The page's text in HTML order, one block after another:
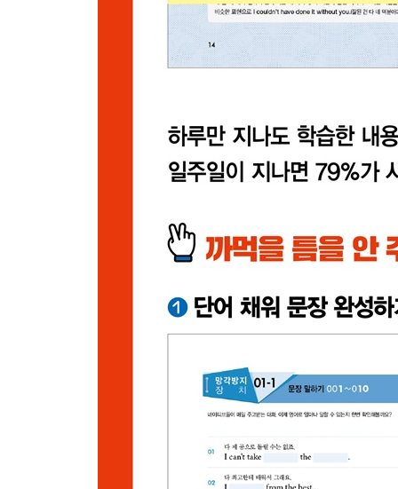
149 잠깐만 시간 내서 도와달라고 할 때
150 줄곧 마음에 담아둔 질문을 조심스레 꺼낼 때
151 도움 받기를 유보했던 친구의 도움이 필요해졌
154 힘든 시기를 겪고 있는 친구에게
Part 11 네이티브가 고마움을 표현할 때
155 어떤 사실을 알려준 것에 대한 고마움을 표현
156 까다로운 나를 감내해준 것에 대한 고마움을
158 평생 고마워할 정도로 고마운 마음이 클 때
159 고마운 마음을 주체 못하는 상대에게
Part 12 네이티브가 동의/반대 등의 의견을 낼 때
162 안 좋은 상황 속에 있는 상대에 공감해줄 때
163 상대와 같은 감정을 느낀다고 동조할 때